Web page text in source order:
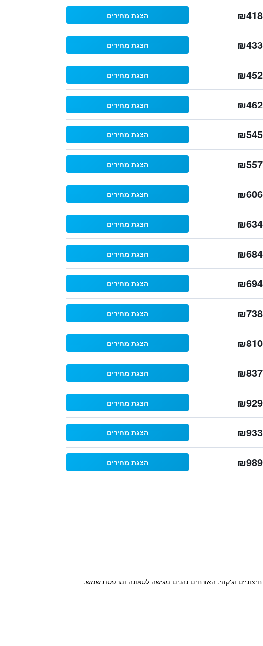
₪418 הצגת מחירים
₪433 הצגת מחירים
₪452 הצגת מחירים
₪462 הצגת מחירים
₪545 הצגת מחירים
₪557 הצגת מחירים
₪606 הצגת מחירים
₪634 הצגת מחירים
₪684 הצגת מחירים
₪694 הצגת מחירים
₪738 הצגת מחירים
₪810 הצגת מחירים
₪837 הצגת מחירים
₪929 הצגת מחירים
₪933 הצגת מחירים
₪989 הצגת מחירים